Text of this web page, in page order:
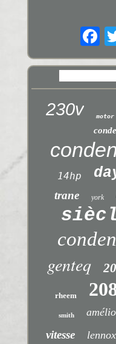
230v motor
14hp
trane york
genteq
rheem
smith
vitesse lennox